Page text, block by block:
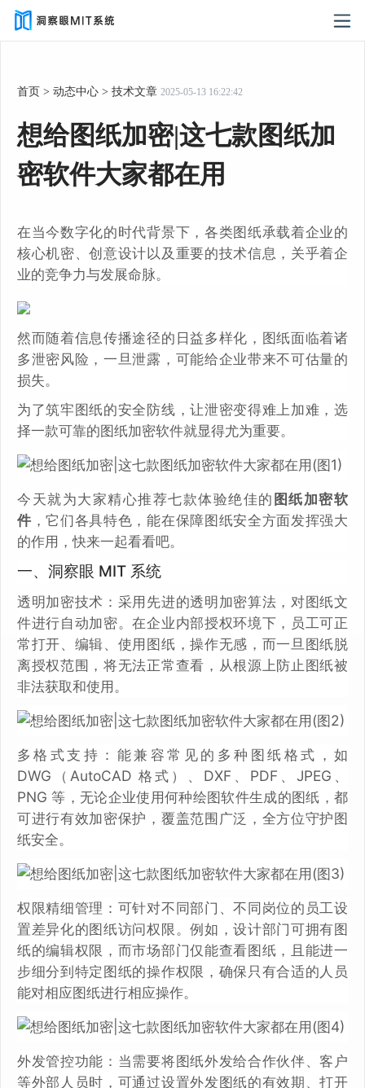
首页 > 动态中心 > 技术文章 2025-05-13 16:22:42
想给图纸加密|这七款图纸加
密软件大家都在用
在当今数字化的时代背景下，各类图纸承载着企业的
核心机密、创意设计以及重要的技术信息，关乎着企
业的竞争力与发展命脉。
然而随着信息传播途径的日益多样化，图纸面临着诸
多泄密风险，一旦泄露，可能给企业带来不可估量的
损失。
为了筑牢图纸的安全防线，让泄密变得难上加难，选
择一款可靠的图纸加密软件就显得尤为重要。
今天就为大家精心推荐七款体验绝佳的 图纸加密软
件 ，它们各具特色，能在保障图纸安全方面发挥强大
的作用，快来一起看看吧。
一、洞察眼 MIT 系统
透明加密技术：采用先进的透明加密算法，对图纸文
件进行自动加密。在企业内部授权环境下，员工可正
常打开、编辑、使用图纸，操作无感，而一旦图纸脱
离授权范围，将无法正常查看，从根源上防止图纸被
非法获取和使用。
多格式支持：能兼容常见的多种图纸格式，如
DWG（AutoCAD 格式）、DXF、PDF、JPEG、
PNG 等，无论企业使用何种绘图软件生成的图纸，都
可进行有效加密保护，覆盖范围广泛，全方位守护图
纸安全。
权限精细管理：可针对不同部门、不同岗位的员工设
置差异化的图纸访问权限。例如，设计部门可拥有图
纸的编辑权限，而市场部门仅能查看图纸，且能进一
步细分到特定图纸的操作权限，确保只有合适的人员
能对相应图纸进行相应操作。
外发管控功能：当需要将图纸外发给合作伙伴、客户
等外部人员时，可通过设置外发图纸的有效期、打开